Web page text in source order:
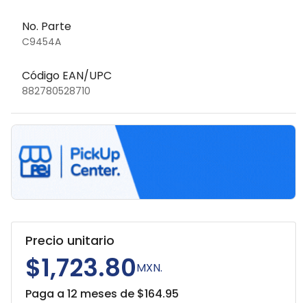
No. Parte
C9454A
Código EAN/UPC
882780528710
Precio unitario
$1,723.80MXN.
Paga a 12 meses de $164.95